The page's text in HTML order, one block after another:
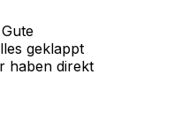
geklappt
haben direkt